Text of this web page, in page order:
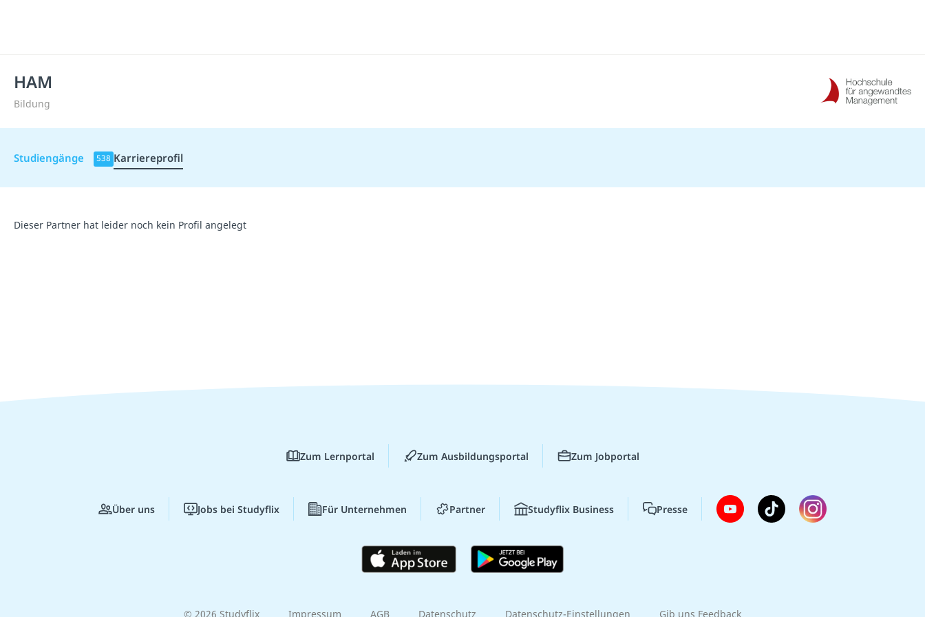
HAM
Bildung
Studiengänge 538 Karriereprofil
Dieser Partner hat leider noch kein Profil angelegt
Zum Lernportal Zum Ausbildungsportal Zum Jobportal
Über uns Jobs bei Studyflix Für Unternehmen Partner Studyflix Business Presse
© 2026 Studyflix Impressum AGB Datenschutz Datenschutz-Einstellungen Gib uns Feedback